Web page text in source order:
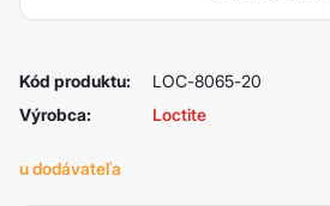
Kód produktu:
LOC-8065-20
Výrobca:
Loctite
u dodávateľa